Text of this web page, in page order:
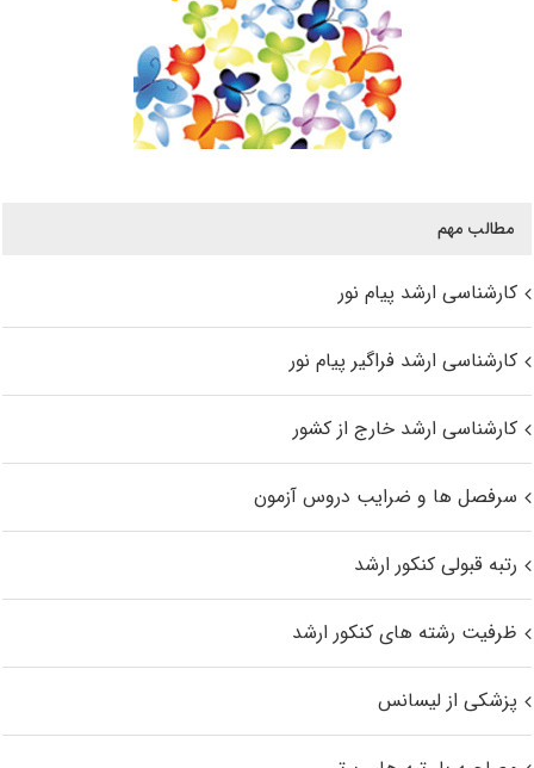
مطالب مهم
کارشناسی ارشد پیام نور
کارشناسی ارشد فراگیر پیام نور
کارشناسی ارشد خارج از کشور
سرفصل ها و ضرایب دروس آزمون
رتبه قبولی کنکور ارشد
ظرفیت رشته های کنکور ارشد
پزشکی از لیسانس